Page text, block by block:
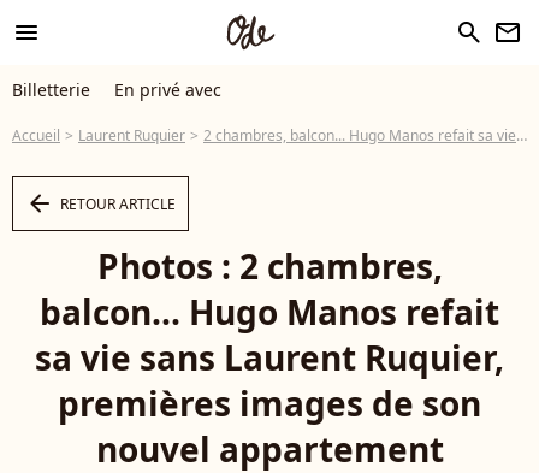
menu search newsletter
Billetterie En privé avec
Accueil Laurent Ruquier 2 chambres, balcon... Hugo Manos refait sa vie sans Laurent Ruquier, premières images de son nouvel appartement
arrow_left RETOUR ARTICLE
Photos : 2 chambres,
balcon... Hugo Manos refait
sa vie sans Laurent Ruquier,
premières images de son
nouvel appartement